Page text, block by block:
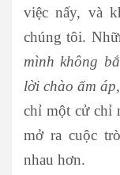
việc nấy, và
chúng tôi.
mình không
lời chào ấm
chỉ một cử chỉ
mở ra cuộc
nhau hơn.